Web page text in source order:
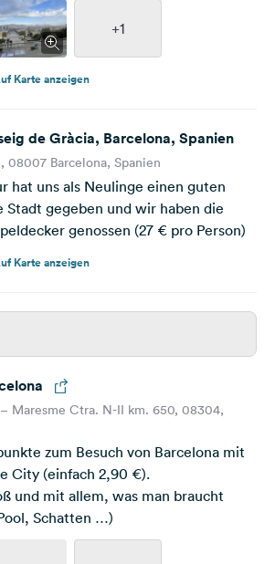
+1
Karte anzeigen
de Gràcia, Barcelona, Spanien
08007 Barcelona, Spanien
hat uns als Neulinge einen guten
Stadt gegeben und wir haben die
genossen (27 € pro Person)
Karte anzeigen
Maresme Ctra. N-II km. 650, 08304,
zum Besuch von Barcelona mit
City (einfach 2,90 €).
und mit allem, was man braucht
Schatten …)